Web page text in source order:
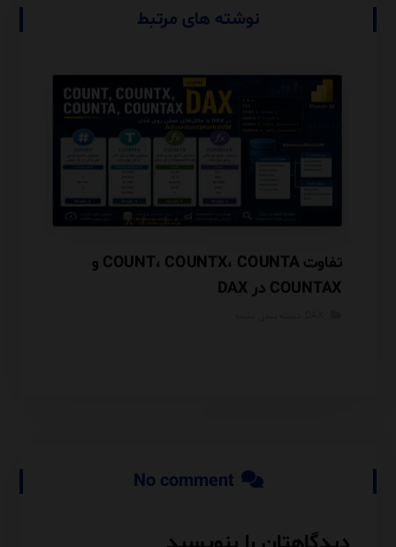
نوشته های مرتبط
تفاوت COUNT، COUNTX، COUNTA و
COUNTAX در DAX
No comment